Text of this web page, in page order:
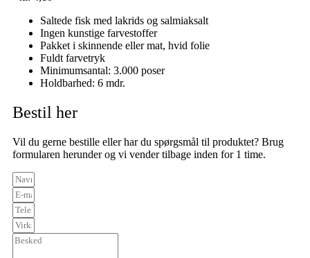
Saltede fisk med lakrids og salmiaksalt
Ingen kunstige farvestoffer
Pakket i skinnende eller mat, hvid folie
Fuldt farvetryk
Minimumsantal: 3.000 poser
Holdbarhed: 6 mdr.
Bestil her
Vil du gerne bestille eller har du spørgsmål til produktet? Brug
formularen herunder og vi vender tilbage inden for 1 time.